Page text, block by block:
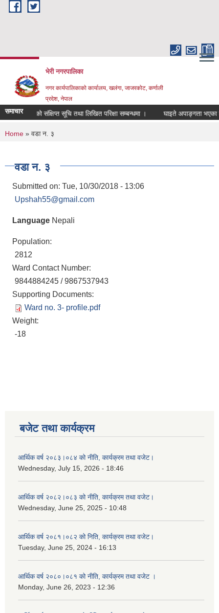
Skip to main content
भेरी नगरपालिका
नगर कार्यपालिकाको कार्यालय, खलंगा, जाजरकोट, कर्णाली
प्रदेश, नेपाल
समाचार
पदको संक्षिप्त सूचि तथा लिखित परिक्षा सम्बन्धमा । घाइते अपाङ्गता भएका
You are here
Home » वडा न. ३
वडा न. ३
Submitted on: Tue, 10/30/2018 - 13:06
Upshah55@gmail.com
Language Nepali
Population:
2812
Ward Contact Number:
9844884245 / 9867537943
Supporting Documents:
Ward no. 3- profile.pdf
Weight:
-18
बजेट तथा कार्यक्रम
आर्थिक वर्ष २०८३।०८४ को नीति, कार्यक्रम तथा वजेट।
Wednesday, July 15, 2026 - 18:46
आर्थिक वर्ष २०८२।०८३ को नीति, कार्यक्रम तथा वजेट।
Wednesday, June 25, 2025 - 10:48
आर्थिक वर्ष २०८१।०८२ को निति, कार्यक्रम तथा वजेट।
Tuesday, June 25, 2024 - 16:13
आर्थिक वर्ष २०८०।०८१ को नीति, कार्यक्रम तथा वजेट ।
Monday, June 26, 2023 - 12:36